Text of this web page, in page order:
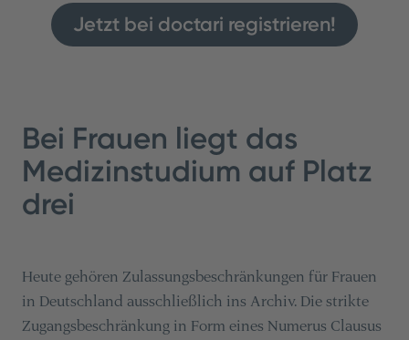
Jetzt bei doctari registrieren!
Bei Frauen liegt das
Medizinstudium auf Platz
drei
Heute gehören Zulassungsbeschränkungen für Frauen
in Deutschland ausschließlich ins Archiv. Die strikte
Zugangsbeschränkung in Form eines Numerus Clausus